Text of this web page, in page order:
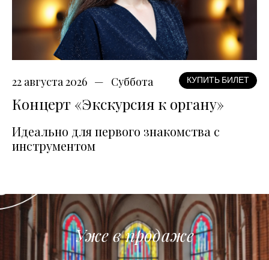
22 августа 2026 Суббота КУПИТЬ БИЛЕТ
Концерт «Экскурсия к органу»
Идеально для первого знакомства с
инструментом
Уже в продаже